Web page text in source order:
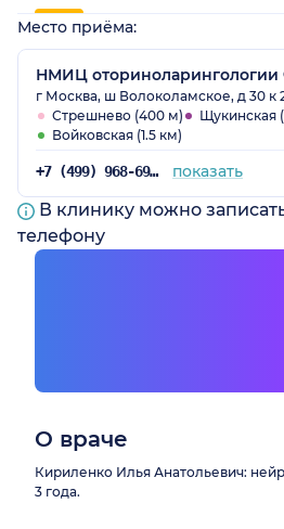
Место приёма:
НМИЦ
г Москва, ш Волоколамское, д 30 к
Стрешнево (400 м)
Щукинская
Войковская (1.5 км)
+7 (499) 968-69-12 показать
В клинику можно
телефону
О враче
Кириленко Илья Анатольевич:
3 года.